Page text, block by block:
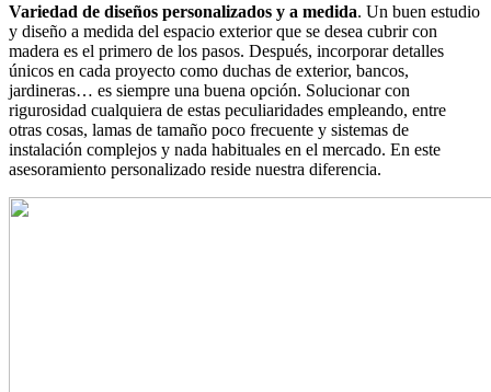
Variedad de diseños personalizados y a medida. Un buen estudio
y diseño a medida del espacio exterior que se desea cubrir con
madera es el primero de los pasos. Después, incorporar detalles
únicos en cada proyecto como duchas de exterior, bancos,
jardineras… es siempre una buena opción. Solucionar con
rigurosidad cualquiera de estas peculiaridades empleando, entre
otras cosas, lamas de tamaño poco frecuente y sistemas de
instalación complejos y nada habituales en el mercado. En este
asesoramiento personalizado reside nuestra diferencia.